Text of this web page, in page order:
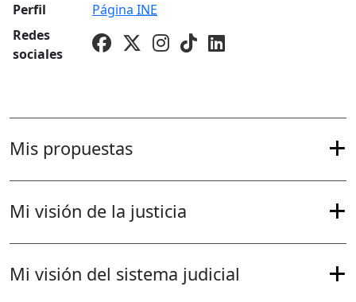
Perfil
Página INE
Redes
sociales
Mis propuestas
Mi visión de la justicia
Mi visión del sistema judicial